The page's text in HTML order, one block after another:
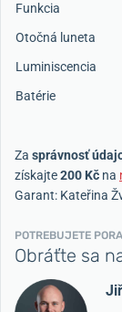
Funkcia
Otočná luneta
Luminiscencia
Batérie
Za správnosť
získajte200 Kč na
Garant: Kateřina
POTREBUJETE
Obráťte sa